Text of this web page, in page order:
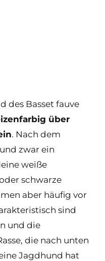
des Basset fauve
über
. Nach dem
zwar ein
weiße
schwarze
aber häufig vor
sind
und die
die nach unten
Jagdhund hat